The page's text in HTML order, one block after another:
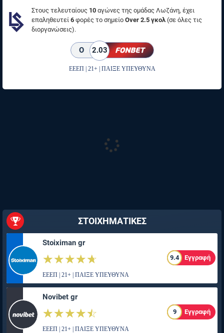
Στους τελευταίους 10 αγώνες της ομάδας Λωζάνη, έχει
επαληθευτεί 6 φορές το σημείο Over 2.5 γκολ (σε όλες τις
διοργανώσεις).
O 2.03
ΕΕΕΠ | 21+ | ΠΑΙΞΕ ΥΠΕΥΘΥΝΑ
ΣΤΟΙΧΗΜΑΤΙΚΕΣ
Stoiximan gr
☆☆☆☆☆
★★★★★ 9.4 Εγγραφή
ΕΕΕΠ | 21+ | ΠΑΙΞΕ ΥΠΕΥΘΥΝΑ
Novibet gr
☆☆☆☆☆
★★★★★ 9 Εγγραφή
ΕΕΕΠ | 21+ | ΠΑΙΞΕ ΥΠΕΥΘΥΝΑ